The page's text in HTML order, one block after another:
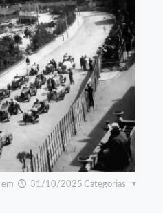
em 31/10/2025 Categorias